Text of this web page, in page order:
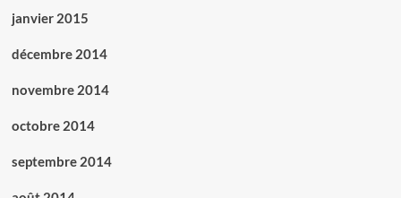
janvier 2015
décembre 2014
novembre 2014
octobre 2014
septembre 2014